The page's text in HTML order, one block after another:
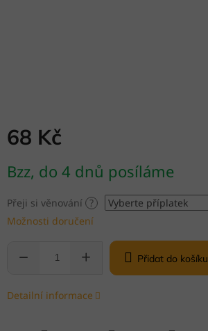
68 Kč
cena:
Bzz, do 4 dnů posíláme
Přeji si věnování ?
Možnosti doručení
Přidat do košíku
Detailní informace